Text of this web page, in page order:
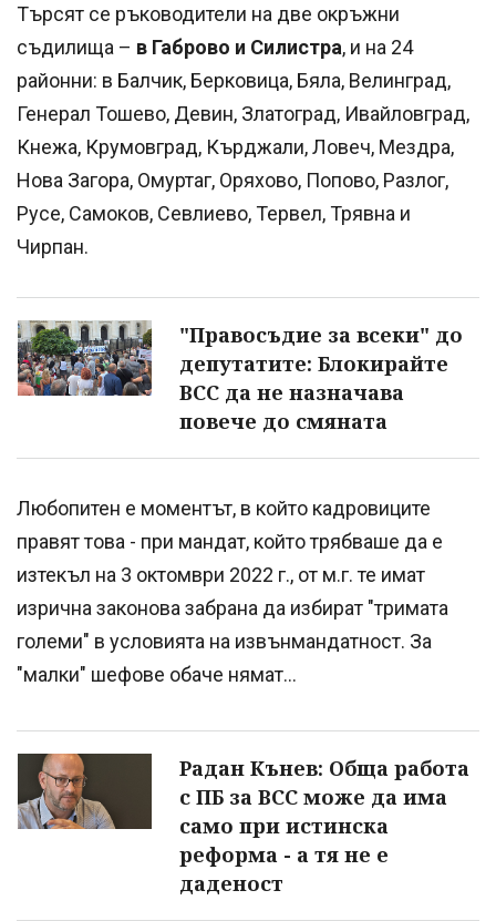
Търсят се ръководители на две окръжни
съдилища – в Габрово и Силистра, и на 24
районни: в Балчик, Берковица, Бяла, Велинград,
Генерал Тошево, Девин, Златоград, Ивайловград,
Кнежа, Крумовград, Кърджали, Ловеч, Мездра,
Нова Загора, Омуртаг, Оряхово, Попово, Разлог,
Русе, Самоков, Севлиево, Тервел, Трявна и
Чирпан.
"Правосъдие за всеки" до
депутатите: Блокирайте
ВСС да не назначава
повече до смяната
Любопитен е моментът, в който кадровиците
правят това - при мандат, който трябваше да е
изтекъл на 3 октомври 2022 г., от м.г. те имат
изрична законова забрана да избират "тримата
големи" в условията на извънмандатност. За
"малки" шефове обаче нямат...
Радан Кънев: Обща работа
с ПБ за ВСС може да има
само при истинска
реформа - а тя не е
даденост